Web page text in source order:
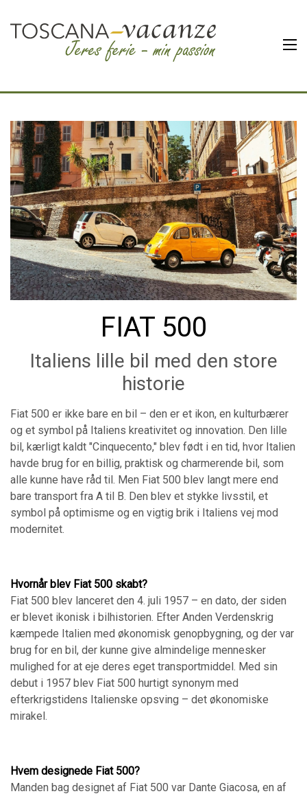
FIAT 500
Italiens lille bil med den store
historie
Fiat 500 er ikke bare en bil – den er et ikon, en kulturbærer
og et symbol på Italiens kreativitet og innovation. Den lille
bil, kærligt kaldt "Cinquecento," blev født i en tid, hvor Italien
havde brug for en billig, praktisk og charmerende bil, som
alle kunne have råd til. Men Fiat 500 blev langt mere end
bare transport fra A til B. Den blev et stykke livsstil, et
symbol på optimisme og en vigtig brik i Italiens vej mod
modernitet.
Hvornår blev Fiat 500 skabt?
Fiat 500 blev lanceret den 4. juli 1957 – en dato, der siden
er blevet ikonisk i bilhistorien. Efter Anden Verdenskrig
kæmpede Italien med økonomisk genopbygning, og der var
brug for en bil, der kunne give almindelige mennesker
mulighed for at eje deres eget transportmiddel. Med sin
debut i 1957 blev Fiat 500 hurtigt synonym med
efterkrigstidens Italienske opsving – det økonomiske
mirakel.
Hvem designede Fiat 500?
Manden bag designet af Fiat 500 var Dante Giacosa, en af